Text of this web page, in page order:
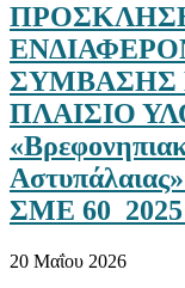
ΣΥΜΒΑΣΗΣ
ΠΛΑΙΣΙΟ
ΣΜΕ
20 Μαΐου 2026